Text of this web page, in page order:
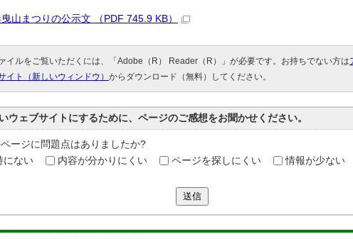
山まつりの公示文 （PDF 745.9 KB）
イルをご覧いただくには、「Adobe（R） Reader（R）」が必要です。お持ちでない方は
イト（新しいウィンドウ） からダウンロード（無料）してください。
ウェブサイトにするために、ページのご感想をお聞かせください。
ージに問題点はありましたか?
にない
内容が分かりにくい ページを探しにくい 情報が少ない
送信